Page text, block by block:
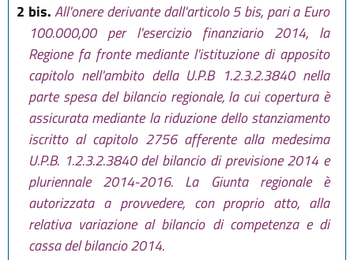
2 bis.All'onere derivante dall'articolo 5 bis, pari a Euro
100.000,00 per l'esercizio finanziario 2014, la
Regione fa fronte mediante l'istituzione di apposito
capitolo nell'ambito della U.P.B 1.2.3.2.3840 nella
parte spesa del bilancio regionale, la cui copertura è
assicurata mediante la riduzione dello stanziamento
iscritto al capitolo 2756 afferente alla medesima
U.P.B. 1.2.3.2.3840 del bilancio di previsione 2014 e
pluriennale 2014-2016. La Giunta regionale è
autorizzata a provvedere, con proprio atto, alla
relativa variazione al bilancio di competenza e di
cassa del bilancio 2014.